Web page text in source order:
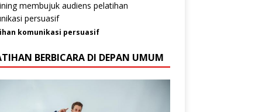
komunikasi persuasif
BERBICARA DI DEPAN UMUM